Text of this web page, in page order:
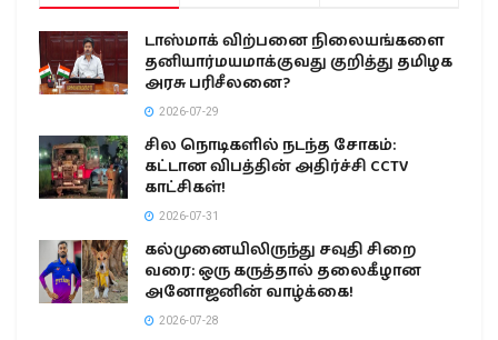
டாஸ்மாக் விற்பனை நிலையங்களை
தனியார்மயமாக்குவது குறித்து தமிழக
அரசு பரிசீலனை?
2026-07-29
சில நொடிகளில் நடந்த சோகம்:
கட்டான விபத்தின் அதிர்ச்சி CCTV
காட்சிகள்!
2026-07-31
கல்முனையிலிருந்து சவுதி சிறை
வரை: ஒரு கருத்தால் தலைகீழான
அனோஜனின் வாழ்க்கை!
2026-07-28